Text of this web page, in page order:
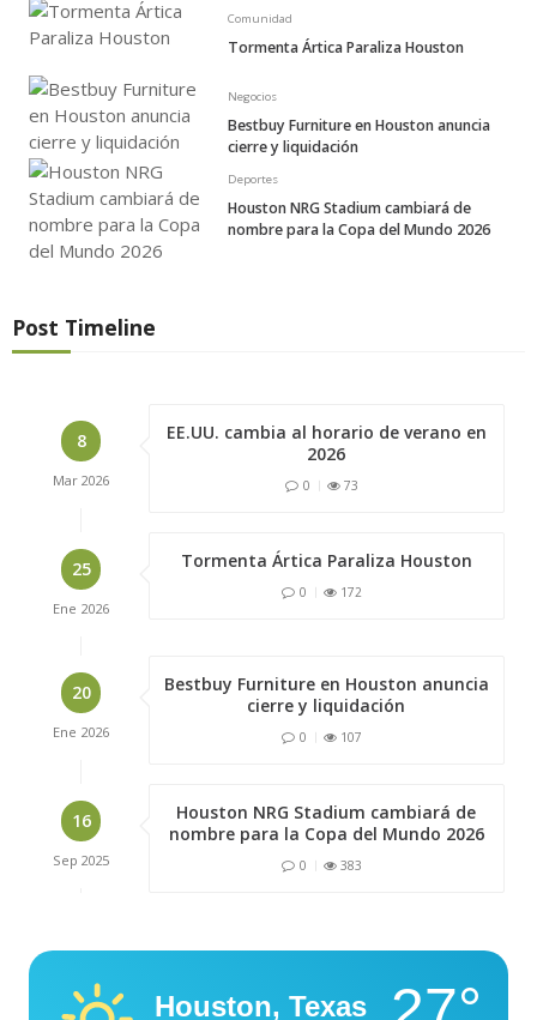
Comunidad
Tormenta Ártica Paraliza Houston
Negocios
Bestbuy Furniture en Houston anuncia
cierre y liquidación
Deportes
Houston NRG Stadium cambiará de
nombre para la Copa del Mundo 2026
Post Timeline
8
Mar 2026
EE.UU. cambia al horario de verano en
2026
0 73
25
Ene 2026
Tormenta Ártica Paraliza Houston
0 172
20
Ene 2026
Bestbuy Furniture en Houston anuncia
cierre y liquidación
0 107
16
Sep 2025
Houston NRG Stadium cambiará de
nombre para la Copa del Mundo 2026
0 383
Houston, Texas